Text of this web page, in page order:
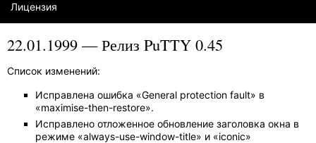
Лицензия
22.01.1999 — Релиз PuTTY 0.45
Список изменений:
Исправлена ошибка «General protection fault» в
«maximise-then-restore».
Исправлено отложенное обновление заголовка окна в
режиме «always-use-window-title» и «iconic»